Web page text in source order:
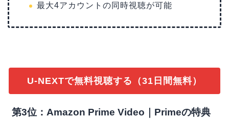
最大4アカウントの同時視聴が可能
U-NEXTで無料視聴する（31日間無料）
第3位：Amazon Prime Video｜Primeの特典